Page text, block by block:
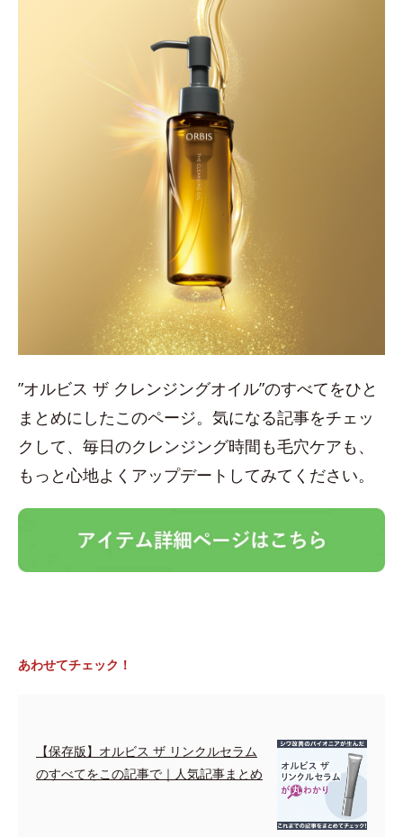
”オルビス ザ クレンジングオイル”のすべてをひと
まとめにしたこのページ。気になる記事をチェッ
クして、毎日のクレンジング時間も毛穴ケアも、
もっと心地よくアップデートしてみてください。
あわせてチェック！
【保存版】オルビス ザ リンクルセラム
のすべてをこの記事で｜人気記事まとめ